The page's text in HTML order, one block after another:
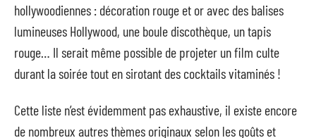
hollywoodiennes : décoration rouge et or avec des balises
lumineuses Hollywood, une boule discothèque, un tapis
rouge… Il serait même possible de projeter un film culte
durant la soirée tout en sirotant des cocktails vitaminés !
Cette liste n’est évidemment pas exhaustive, il existe encore
de nombreux autres thèmes originaux selon les goûts et